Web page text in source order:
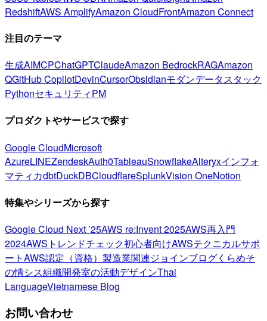
RedshiftAWS AmplifyAmazon CloudFrontAmazon Connect
注目のテーマ
生成AIMCPChatGPTClaudeAmazon BedrockRAGAmazon
QGitHub CopilotDevinCursorObsidianモダンデータスタック
PythonセキュリティPM
プロダクトやサービスで探す
Google CloudMicrosoft
AzureLINEZendeskAuth0TableauSnowflakeAlteryxインフォ
マティカdbtDuckDBCloudflareSplunkVision OneNotion
特集やシリーズから探す
Google Cloud Next ’25AWS re:Invent 2025AWS再入門
2024AWSトレンドチェック初心者向けAWSテクニカルサポ
ートAWS認定（資格） 製造業関連ジョインブログくらめそ
の情シス組織開発室の活動デザインThai
LanguageVietnamese Blog
お問い合わせ